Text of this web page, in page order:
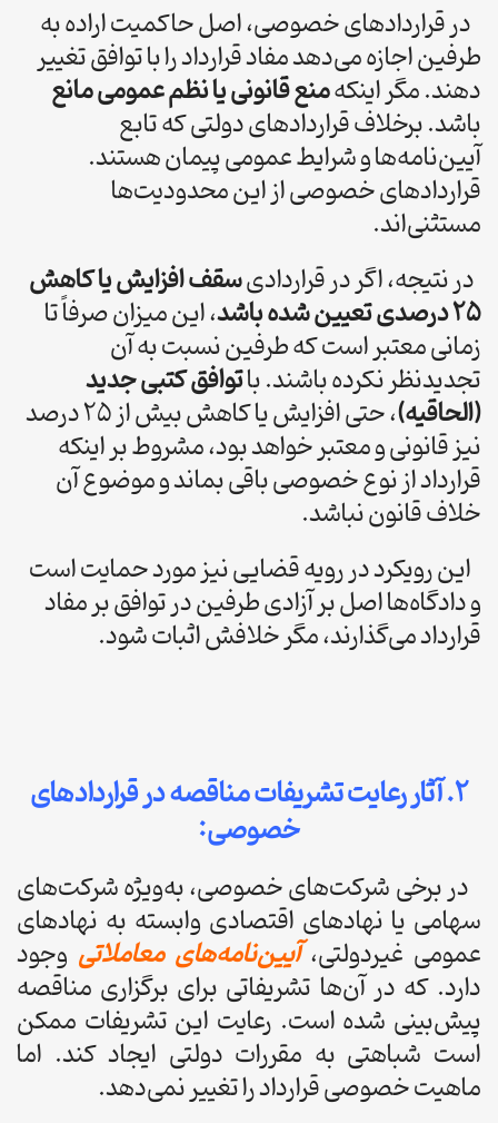
در قراردادهای خصوصی، اصل حاکمیت اراده به
طرفین اجازه می‌دهد مفاد قرارداد را با توافق تغییر
دهند. مگر اینکهمنع قانونی یا نظم عمومی مانع
باشد. برخلاف قراردادهای دولتی که تابع
آیین‌نامه‌ها و شرایط عمومی پیمان هستند.
قراردادهای خصوصی از این محدودیت‌ها
مستثنی‌اند.
در نتیجه، اگر در قراردادیسقف افزایش یا کاهش
۲۵ درصدی تعیین شده باشد
، این میزان صرفاً تا
زمانی معتبر است که طرفین نسبت به آن
تجدیدنظر نکرده باشند. باتوافق کتبی جدید
(الحاقیه)
، حتی افزایش یا کاهش بیش از ۲۵ درصد
نیز قانونی و معتبر خواهد بود، مشروط بر اینکه
قرارداد از نوع خصوصی باقی بماند و موضوع آن
خلاف قانون نباشد.
این رویکرد در رویه قضایی نیز مورد حمایت است
و دادگاه‌ها اصل بر آزادی طرفین در توافق‌ بر مفاد
قرارداد می‌گذارند، مگر خلافش اثبات شود.
۲. آثار رعایت تشریفات مناقصه در قراردادهای
خصوصی:
در برخی شرکت‌های خصوصی، به‌ویژه شرکت‌های
سهامی یا نهادهای اقتصادی وابسته به نهادهای
عمومی غیردولتی،آیین‌نامه‌های معاملاتی وجود
دارد. که در آن‌ها تشریفاتی برای برگزاری مناقصه
پیش‌بینی شده است. رعایت این تشریفات ممکن
است شباهتی به مقررات دولتی ایجاد کند. اما
ماهیت خصوصی قرارداد را تغییر نمی‌دهد.